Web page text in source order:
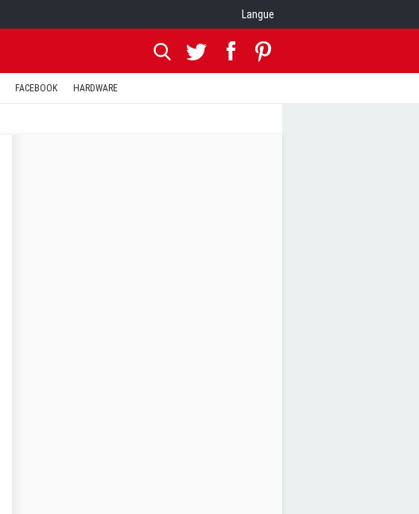
Langue
FACEBOOK HARDWARE